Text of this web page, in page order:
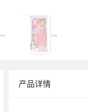
产品详情